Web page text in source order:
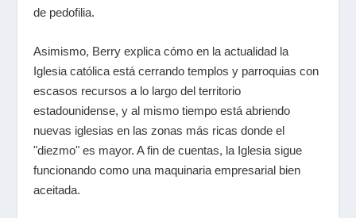
de pedofilia.
Asimismo, Berry explica cómo en la actualidad la
Iglesia católica está cerrando templos y parroquias con
escasos recursos a lo largo del territorio
estadounidense, y al mismo tiempo está abriendo
nuevas iglesias en las zonas más ricas donde el
"diezmo" es mayor. A fin de cuentas, la Iglesia sigue
funcionando como una maquinaria empresarial bien
aceitada.